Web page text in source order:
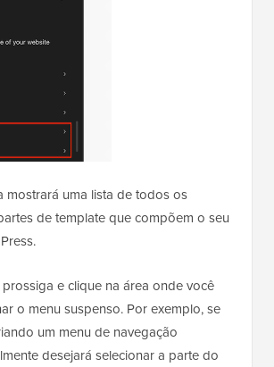
mostrará uma lista de todos os
de template que compõem o seu
e clique na área onde você
o menu suspenso. Por exemplo, se
um menu de navegação
desejará selecionar a parte do